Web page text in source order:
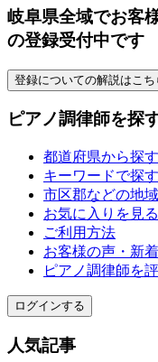
岐阜県全域でお客
の登録受付中です
登録についての解説はこち
ピアノ調律師を探
都道府県から探す
キーワードで探す
市区郡などの地
お気に入りを見る
ご利用方法
お客様の声・新
ピアノ調律師を
ログインする
人気記事